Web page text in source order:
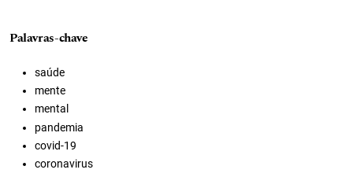
Palavras-chave
saúde
mente
mental
pandemia
covid-19
coronavirus